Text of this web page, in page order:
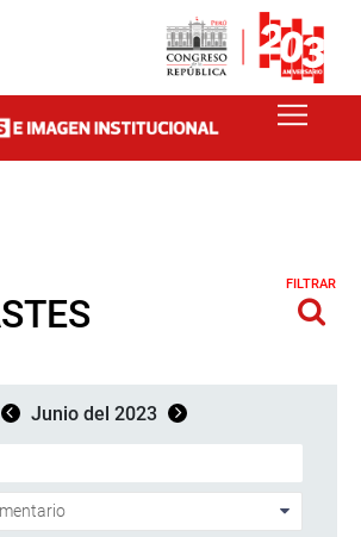
FILTRAR
Junio del 2023